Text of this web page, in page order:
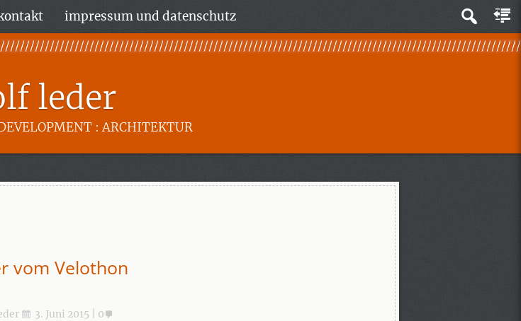
impressum und datenschutz
leder
: ARCHITEKTUR
vom Velothon
3. Juni 2015 0